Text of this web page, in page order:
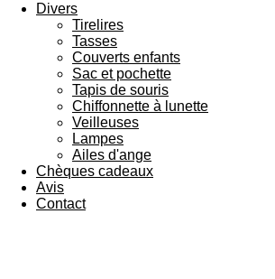
Divers
Tirelires
Tasses
Couverts enfants
Sac et pochette
Tapis de souris
Chiffonnette à lunette
Veilleuses
Lampes
Ailes d'ange
Chèques cadeaux
Avis
Contact